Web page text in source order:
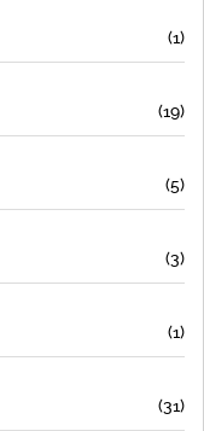
(1)
(19)
(5)
(3)
(1)
(31)